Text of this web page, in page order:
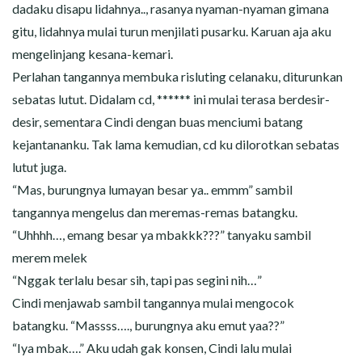
dadaku disapu lidahnya.., rasanya nyaman-nyaman gimana
gitu, lidahnya mulai turun menjilati pusarku. Karuan aja aku
mengelinjang kesana-kemari.
Perlahan tangannya membuka risluting celanaku, diturunkan
sebatas lutut. Didalam cd, ****** ini mulai terasa berdesir-
desir, sementara Cindi dengan buas menciumi batang
kejantananku. Tak lama kemudian, cd ku dilorotkan sebatas
lutut juga.
“Mas, burungnya lumayan besar ya.. emmm” sambil
tangannya mengelus dan meremas-remas batangku.
“Uhhhh…, emang besar ya mbakkk???” tanyaku sambil
merem melek
“Nggak terlalu besar sih, tapi pas segini nih…”
Cindi menjawab sambil tangannya mulai mengocok
batangku. “Massss…., burungnya aku emut yaa??”
“Iya mbak….” Aku udah gak konsen, Cindi lalu mulai